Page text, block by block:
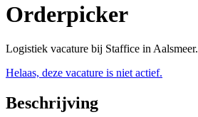
Orderpicker
Logistiek vacature bij Staffice in Aalsmeer.
Helaas, deze vacature is niet actief.
Beschrijving